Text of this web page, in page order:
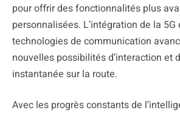
pour offrir des fonctionnalités plus
personnalisées. L’intégration de la 5G
technologies de communication
nouvelles possibilités d’interaction et
instantanée sur la route.
Avec les progrès constants de